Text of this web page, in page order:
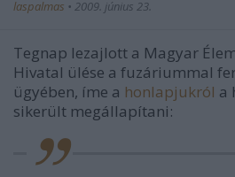
laspalmas • 2009. június 23.
Tegnap lezajlott a Magyar
Hivatal ülése a fuzáriummal
ügyében, íme a honlapjukról a
sikerült megállapítani: